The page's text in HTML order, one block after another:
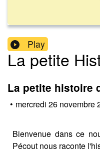
Play
La petite
La petite histoire
• mercredi 26 novembre
Bienvenue dans ce
Pécout nous raconte